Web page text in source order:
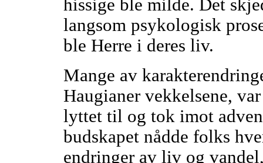
hissige ble milde. Det
langsom psykologisk
ble Herre i deres liv.
Mange av
Haugianer vekkelsene,
lyttet til og tok imot
budskapet nådde folks
endringer av liv og